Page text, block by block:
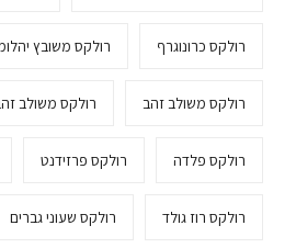
רולקס כרונוגרף רולקס משובץ
רולקס משולב זהב רולקס משולב
רולקס פלדה רולקס פרזידנט
רולקס רוז גולד רולקס שעוני גברים